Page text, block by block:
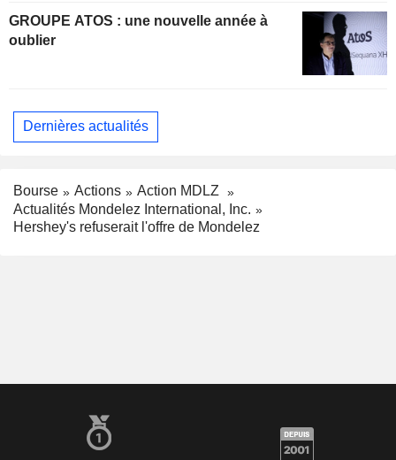
GROUPE ATOS : une nouvelle année à
oublier
Dernières actualités
Bourse Actions
Action MDLZ
Actualités Mondelez International, Inc.
Hershey's refuserait l'offre de Mondelez